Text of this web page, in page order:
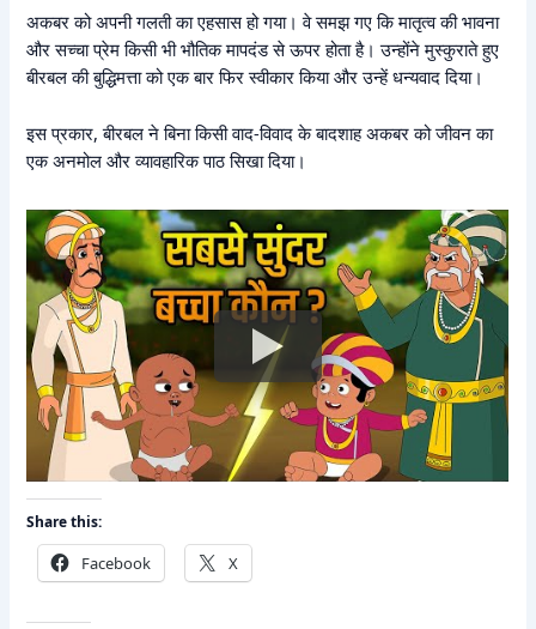
अकबर को अपनी गलती का एहसास हो गया। वे समझ गए कि मातृत्व की भावना
और सच्चा प्रेम किसी भी भौतिक मापदंड से ऊपर होता है। उन्होंने मुस्कुराते हुए
बीरबल की बुद्धिमत्ता को एक बार फिर स्वीकार किया और उन्हें धन्यवाद दिया।
इस प्रकार, बीरबल ने बिना किसी वाद-विवाद के बादशाह अकबर को जीवन का
एक अनमोल और व्यावहारिक पाठ सिखा दिया।
Share this:
Facebook X